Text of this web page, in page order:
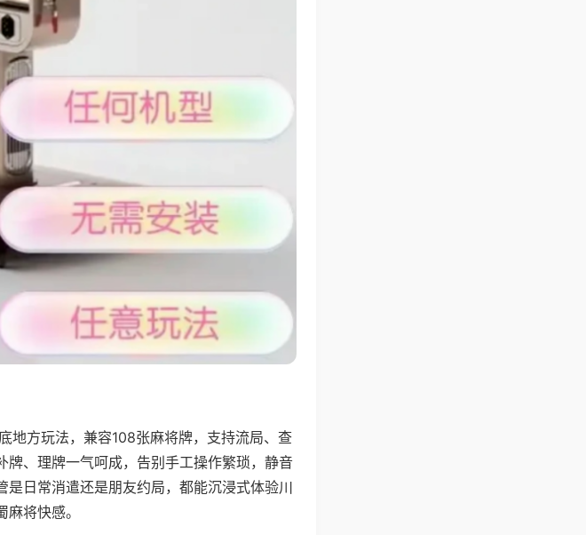
地方玩法，兼容108张麻将牌，支持流局、查
、理牌一气呵成，告别手工操作繁琐，静音
日常消遣还是朋友约局，都能沉浸式体验川
将快感。